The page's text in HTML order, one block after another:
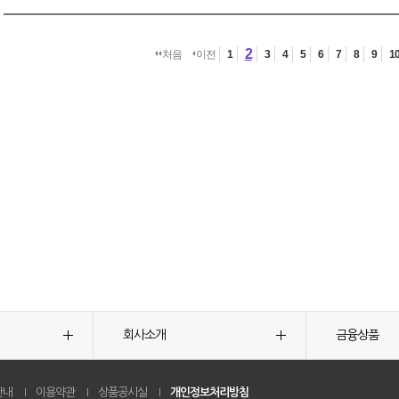
처음 이전 1 2 3 4 5 6 7 8 9 10
회사소개 금융상품
내 이용약관 상품공시실 개인정보처리방침